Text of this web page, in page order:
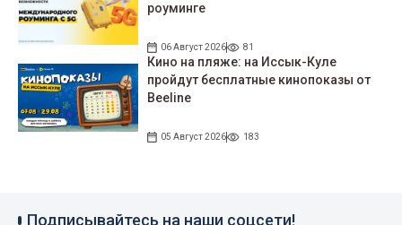
роуминге
06 Август 2026 81
Кино на пляже: на Иссык-Куле
пройдут беcплатные кинопоказы от
Beeline
05 Август 2026 183
Подписывайтесь на наши соцсети!